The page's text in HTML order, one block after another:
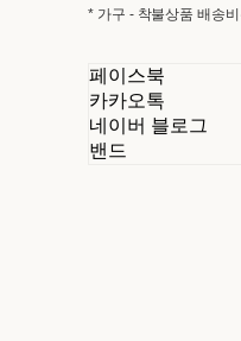
* 가구 - 착불상품 배송
페이스북
카카오톡
네이버 블로그
밴드